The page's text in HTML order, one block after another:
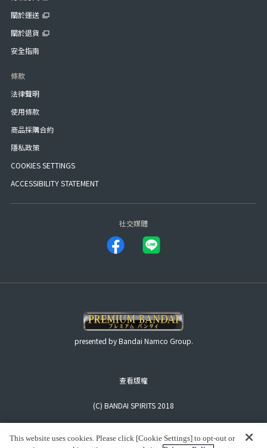
關於運送
關於退貨
安全指南
條款
法律聲明
使用條款
商品採購合約
隱私政策
COOKIES SETTINGS
ACCESSIBILITY STATEMENT
社交媒體
presented by Bandai Namco Group.
查看版權
(C) BANDAI SPIRITS 2018
This website uses cookies. Please click [Cookie Settings] to opt-out or